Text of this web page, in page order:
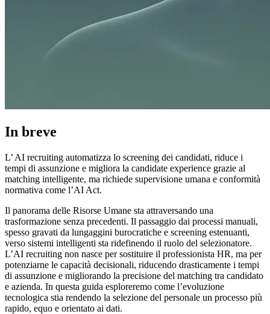
In breve
L’ AI recruiting automatizza lo screening dei candidati, riduce i
tempi di assunzione e migliora la candidate experience grazie al
matching intelligente, ma richiede supervisione umana e conformità
normativa come l’AI Act.
Il panorama delle Risorse Umane sta attraversando una
trasformazione senza precedenti. Il passaggio dai processi manuali,
spesso gravati da lungaggini burocratiche e screening estenuanti,
verso sistemi intelligenti sta ridefinendo il ruolo del selezionatore.
L’AI recruiting non nasce per sostituire il professionista HR, ma per
potenziarne le capacità decisionali, riducendo drasticamente i tempi
di assunzione e migliorando la precisione del matching tra candidato
e azienda. In questa guida esploreremo come l’evoluzione
tecnologica stia rendendo la selezione del personale un processo più
rapido, equo e orientato ai dati.